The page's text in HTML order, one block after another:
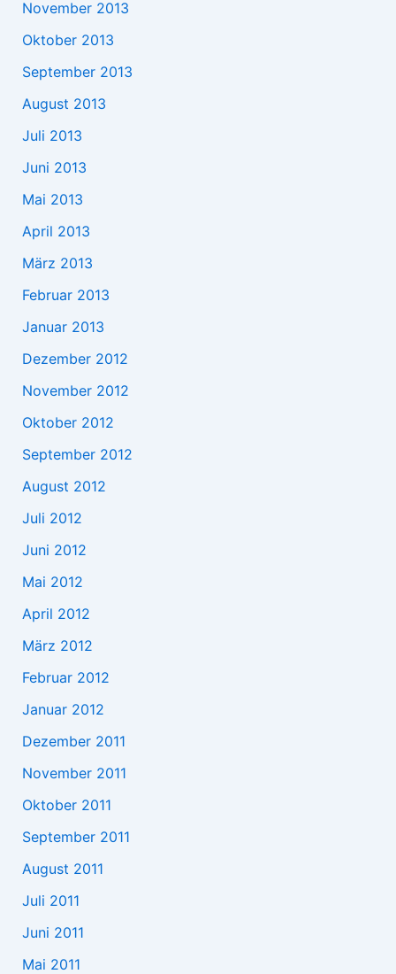
November 2013
Oktober 2013
September 2013
August 2013
Juli 2013
Juni 2013
Mai 2013
April 2013
März 2013
Februar 2013
Januar 2013
Dezember 2012
November 2012
Oktober 2012
September 2012
August 2012
Juli 2012
Juni 2012
Mai 2012
April 2012
März 2012
Februar 2012
Januar 2012
Dezember 2011
November 2011
Oktober 2011
September 2011
August 2011
Juli 2011
Juni 2011
Mai 2011